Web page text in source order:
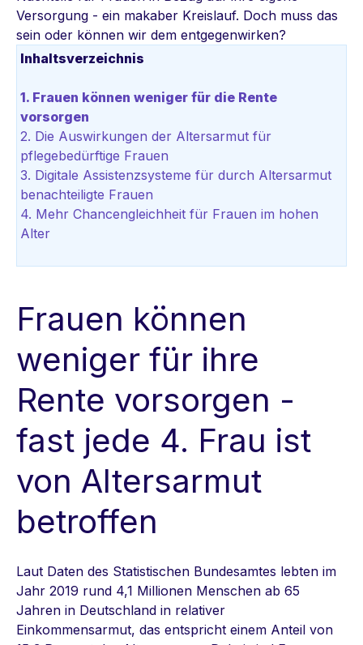
Versorgung - ein makaber Kreislauf. Doch muss das
sein oder können wir dem entgegenwirken?
Inhaltsverzeichnis
1. Frauen können weniger für die Rente
vorsorgen
2. Die Auswirkungen der Altersarmut für
pflegebedürftige Frauen
3. Digitale Assistenzsysteme für durch Altersarmut
benachteiligte Frauen
4. Mehr Chancengleichheit für Frauen im hohen
Alter
Frauen können
weniger für ihre
Rente vorsorgen -
fast jede 4. Frau ist
von Altersarmut
betroffen
Laut Daten des Statistischen Bundesamtes lebten im
Jahr 2019 rund 4,1 Millionen Menschen ab 65
Jahren in Deutschland in relativer
Einkommensarmut, das entspricht einem Anteil von